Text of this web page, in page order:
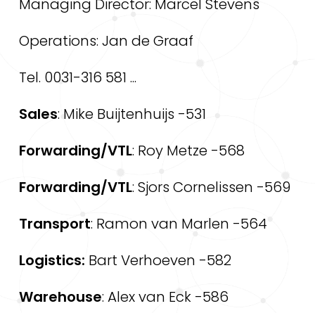
Managing Director: Marcel Stevens
Operations: Jan de Graaf
Tel. 0031-316 581 ...
Sales: Mike Buijtenhuijs -531
Forwarding/VTL: Roy Metze -568
Forwarding/VTL: Sjors Cornelissen -569
Transport: Ramon van Marlen -564
Logistics: Bart Verhoeven -582
Warehouse: Alex van Eck -586